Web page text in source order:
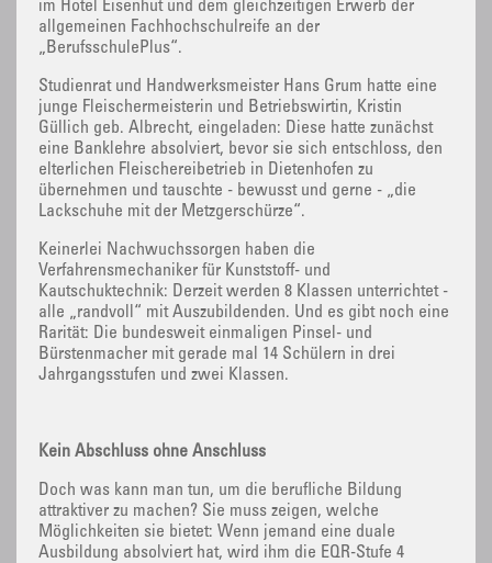
im Hotel Eisenhut und dem gleichzeitigen Erwerb der
allgemeinen Fachhochschulreife an der
„BerufsschulePlus“.
Studienrat und Handwerksmeister Hans Grum hatte eine
junge Fleischermeisterin und Betriebswirtin, Kristin
Güllich geb. Albrecht, eingeladen: Diese hatte zunächst
eine Banklehre absolviert, bevor sie sich entschloss, den
elterlichen Fleischereibetrieb in Dietenhofen zu
übernehmen und tauschte - bewusst und gerne - „die
Lackschuhe mit der Metzgerschürze“.
Keinerlei Nachwuchssorgen haben die
Verfahrensmechaniker für Kunststoff- und
Kautschuktechnik: Derzeit werden 8 Klassen unterrichtet -
alle „randvoll“ mit Auszubildenden. Und es gibt noch eine
Rarität: Die bundesweit einmaligen Pinsel- und
Bürstenmacher mit gerade mal 14 Schülern in drei
Jahrgangsstufen und zwei Klassen.
Kein Abschluss ohne Anschluss
Doch was kann man tun, um die berufliche Bildung
attraktiver zu machen? Sie muss zeigen, welche
Möglichkeiten sie bietet: Wenn jemand eine duale
Ausbildung absolviert hat, wird ihm die EQR-Stufe 4